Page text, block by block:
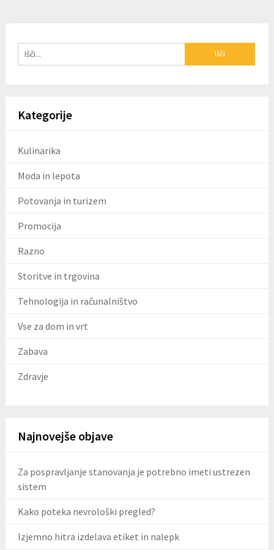
Kategorije
Kulinarika
Moda in lepota
Potovanja in turizem
Promocija
Razno
Storitve in trgovina
Tehnologija in računalništvo
Vse za dom in vrt
Zabava
Zdravje
Najnovejše objave
Za pospravljanje stanovanja je potrebno imeti ustrezen
sistem
Kako poteka nevrološki pregled?
Izjemno hitra izdelava etiket in nalepk